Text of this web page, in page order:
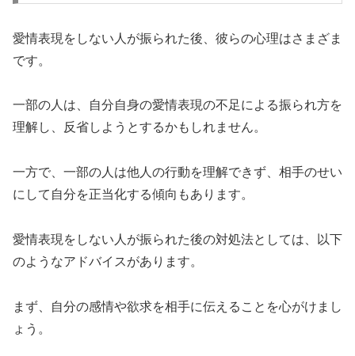
愛情表現をしない人が振られた後、彼らの心理はさまざま
です。
一部の人は、自分自身の愛情表現の不足による振られ方を
理解し、反省しようとするかもしれません。
一方で、一部の人は他人の行動を理解できず、相手のせい
にして自分を正当化する傾向もあります。
愛情表現をしない人が振られた後の対処法としては、以下
のようなアドバイスがあります。
まず、自分の感情や欲求を相手に伝えることを心がけまし
ょう。